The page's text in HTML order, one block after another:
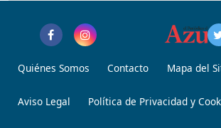
Quiénes Somos Contacto Mapa del
Aviso Legal Política de Privacidad y